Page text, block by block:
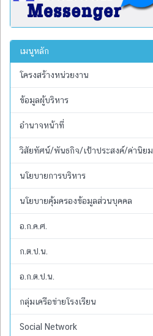
เมนูหลัก
โครงสร้างหน่วยงาน
ข้อมูลผู้บริหาร
อำนาจหน้าที่
วิสัยทัศน์/พันธกิจ/เป้าประสงค์/ค่านิยม
นโยบายการบริหาร
นโยบายคุ้มครองข้อมูลส่วนบุคคล
อ.ก.ค.ศ.
ก.ต.ป.น.
อ.ก.ต.ป.น.
กลุ่มเครือข่ายโรงเรียน
Social Network